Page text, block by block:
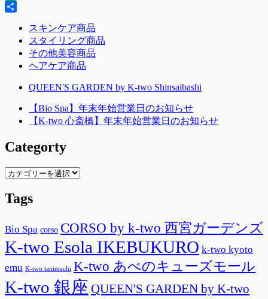
Line
スキンケア商品
スタイリング商品
その他美容商品
ヘアケア商品
QUEEN'S GARDEN by K-two Shinsaibashi
【Bio Spa】年末年始営業日のお知らせ
【K-two 心斎橋】年末年始営業日のお知らせ
Categorty
Categorty
Tags
Bio Spa corso CORSO by k-two 西宮ガーデンズ
K-two Esola IKEBUKURO k-two kyoto
emu K-two tanimachi K-two あべのキューズモール
K-two 銀座 QUEEN'S GARDEN by K-two